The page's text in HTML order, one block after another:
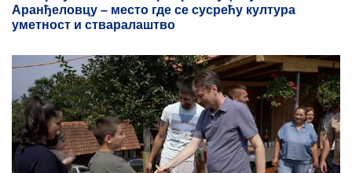
Аранђеловцу – место где се сусрећу култура
уметност и стваралаштво